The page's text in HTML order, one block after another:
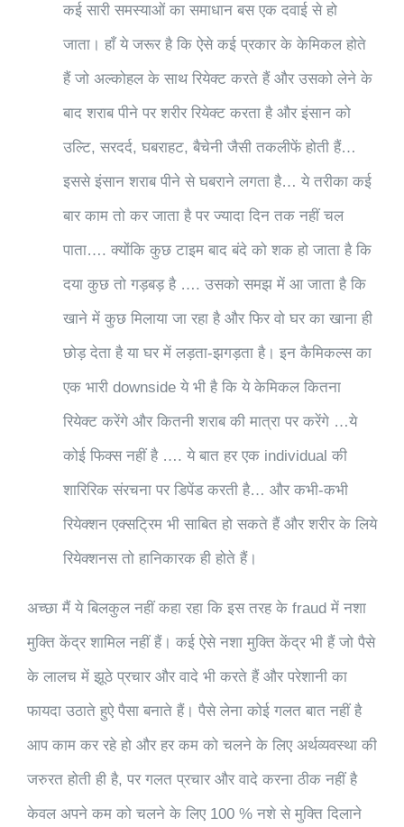
कई सारी समस्याओं का समाधान बस एक दवाई से हो
जाता। हाँ ये जरूर है कि ऐसे कई प्रकार के केमिकल होते
हैं जो अल्कोहल के साथ रियेक्ट करते हैं और उसको लेने के
बाद शराब पीने पर शरीर रियेक्ट करता है और इंसान को
उल्टि, सरदर्द, घबराहट, बैचेनी जैसी तकलीफें होती हैं…
इससे इंसान शराब पीने से घबराने लगता है… ये तरीका कई
बार काम तो कर जाता है पर ज्यादा दिन तक नहीं चल
पाता…. क्योंकि कुछ टाइम बाद बंदे को शक हो जाता है कि
दया कुछ तो गड़बड़ है …. उसको समझ में आ जाता है कि
खाने में कुछ मिलाया जा रहा है और फिर वो घर का खाना ही
छोड़ देता है या घर में लड़ता-झगड़ता है। इन कैमिकल्स का
एक भारी downside ये भी है कि ये केमिकल कितना
रियेक्ट करेंगे और कितनी शराब की मात्रा पर करेंगे …ये
कोई फिक्स नहीं है …. ये बात हर एक individual की
शारिरिक संरचना पर डिपेंड करती है… और कभी-कभी
रियेक्शन एक्सट्रिम भी साबित हो सकते हैं और शरीर के लिये
रियेक्शनस तो हानिकारक ही होते हैं।
अच्छा मैं ये बिलकुल नहीं कहा रहा कि इस तरह के fraud में नशा
मुक्ति केंद्र शामिल नहीं हैं। कई ऐसे नशा मुक्ति केंद्र भी हैं जो पैसे
के लालच में झूठे प्रचार और वादे भी करते हैं और परेशानी का
फायदा उठाते हुऐ पैसा बनाते हैं। पैसे लेना कोई गलत बात नहीं है
आप काम कर रहे हो और हर कम को चलने के लिए अर्थव्यवस्था की
जरुरत होती ही है, पर गलत प्रचार और वादे करना ठीक नहीं है
केवल अपने कम को चलने के लिए 100 % नशे से मुक्ति दिलाने